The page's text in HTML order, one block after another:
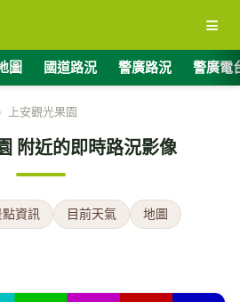
≡
圖 國道路況 警廣路況 警廣電
› 上安觀光果園
附近的即時路況影像
資訊 目前天氣 地圖